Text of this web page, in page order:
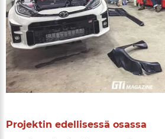
Pro­jek­tin edel­li­ses­sä osas­sa